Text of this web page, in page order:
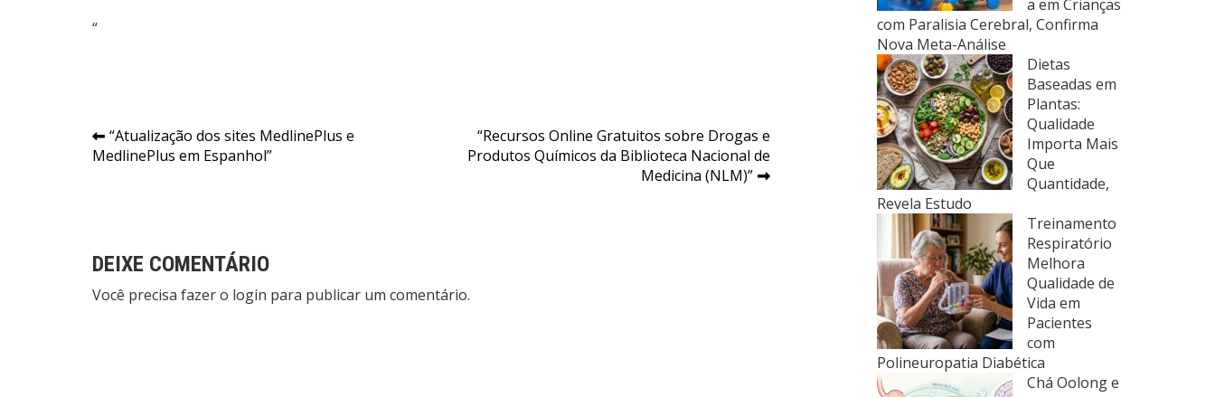
“
Navegação
de
“Atualização dos sites MedlinePlus e
MedlinePlus em Espanhol”
“Recursos Online Gratuitos sobre Drogas e
Produtos Químicos da Biblioteca Nacional de
Medicina (NLM)”
DEIXE COMENTÁRIO
Você precisa fazer o login para publicar um comentário.
a em Crianças
com Paralisia Cerebral, Confirma
Nova Meta-Análise
Dietas
Baseadas em
Plantas:
Qualidade
Importa Mais
Que
Quantidade,
Revela Estudo
Treinamento
Respiratório
Melhora
Qualidade de
Vida em
Pacientes
com
Polineuropatia Diabética
Chá Oolong e